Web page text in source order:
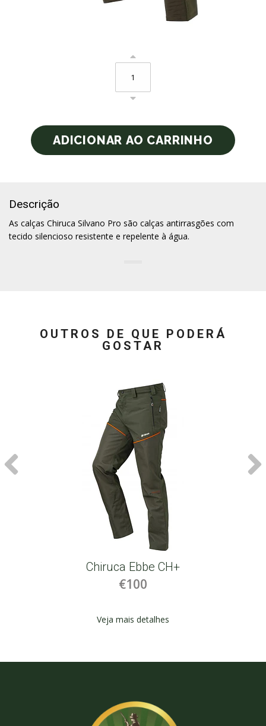
Descrição
As calças Chiruca Silvano Pro são calças antirrasgões com
tecido silencioso resistente e repelente à água.
OUTROS DE QUE PODERÁ
GOSTAR
Chiruca Ebbe CH+
€100
Veja mais detalhes